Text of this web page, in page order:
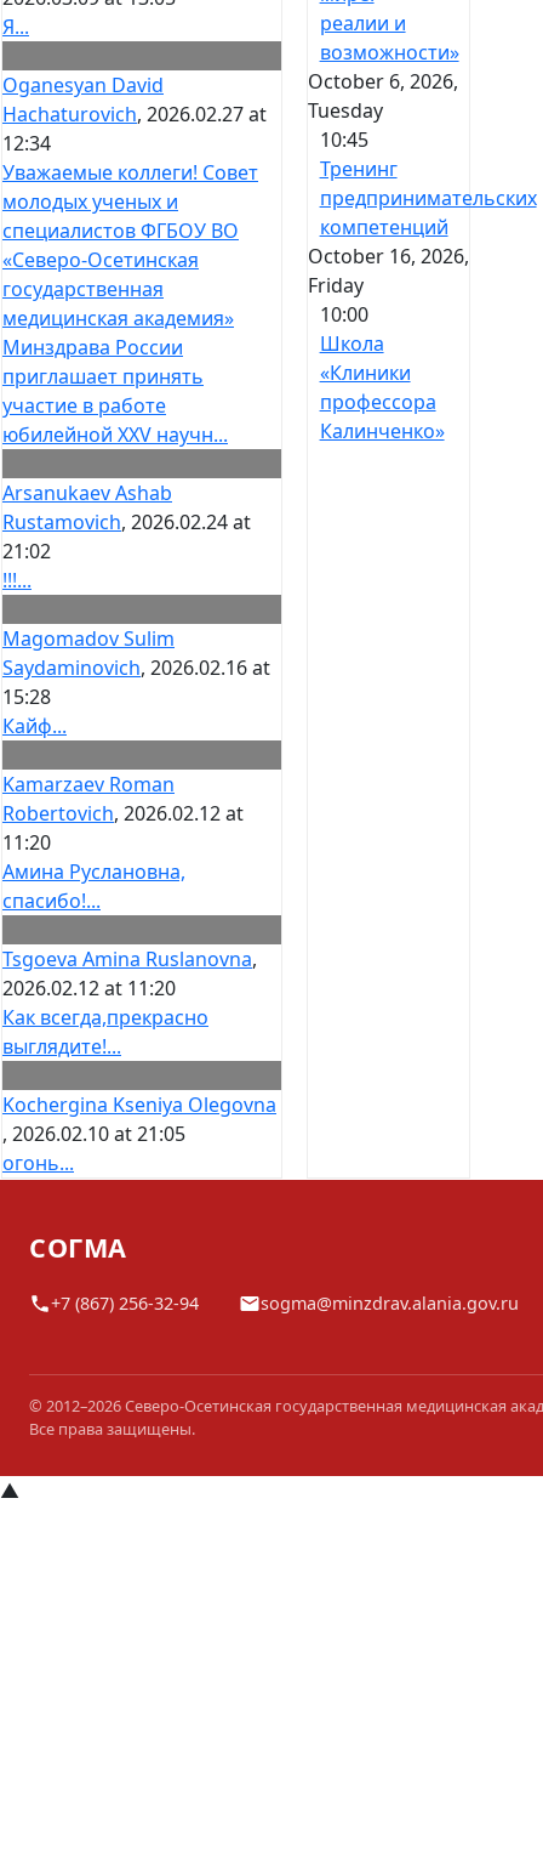
Я...
Oganesyan David
Hachaturovich, 2026.02.27 at
12:34
Уважаемые коллеги! Совет
молодых ученых и
специалистов ФГБОУ ВО
«Северо-Осетинская
государственная
медицинская академия»
Минздрава России
приглашает принять
участие в работе
юбилейной XXV научн...
Arsanukaev Ashab
Rustamovich, 2026.02.24 at
21:02
!!!...
Magomadov Sulim
Saydaminovich, 2026.02.16 at
15:28
Кайф...
Kamarzaev Roman
Robertovich, 2026.02.12 at
11:20
Амина Руслановна,
спасибо!...
Tsgoeva Amina Ruslanovna,
2026.02.12 at 11:20
Как всегда,прекрасно
выглядите!...
Kochergina Kseniya Olegovna
, 2026.02.10 at 21:05
огонь...
реалии и
возможности»
October 6, 2026,
Tuesday
10:45
Тренинг
предпринимательских
компетенций
October 16, 2026,
Friday
10:00
Школа
«Клиники
профессора
Калинченко»
СОГМА
+7 (867) 256-32-94 sogma@minzdrav.alania.gov.ru
© 2012–2026 Северо-Осетинская государственная медицинская
Все права защищены.
▲